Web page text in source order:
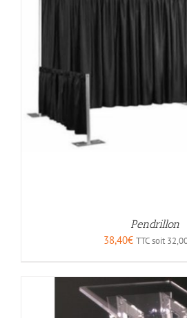
Pendrillon
38,40€ TTC soit